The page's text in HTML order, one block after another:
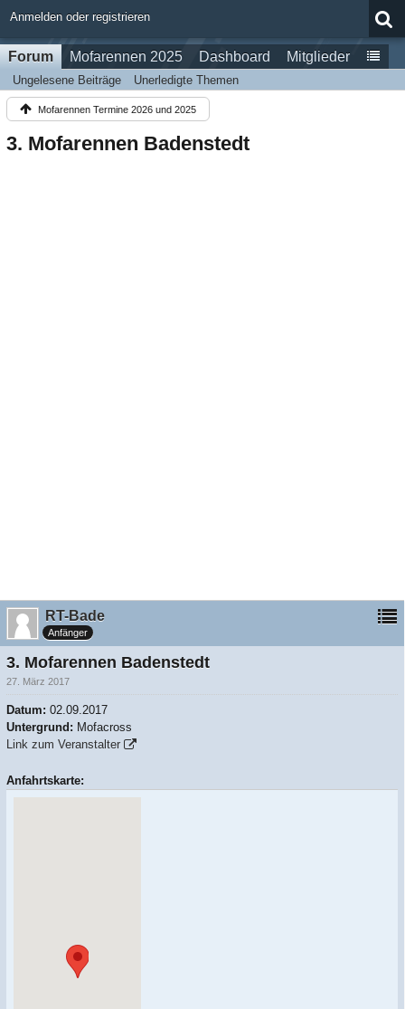
Anmelden oder registrieren
Forum Mofarennen 2025 Dashboard Mitglieder
Ungelesene Beiträge Unerledigte Themen
Mofarennen Termine 2026 und 2025
3. Mofarennen Badenstedt
RT-Bade
Anfänger
3. Mofarennen Badenstedt
27. März 2017
Datum: 02.09.2017
Untergrund: Mofacross
Link zum Veranstalter
Anfahrtskarte: